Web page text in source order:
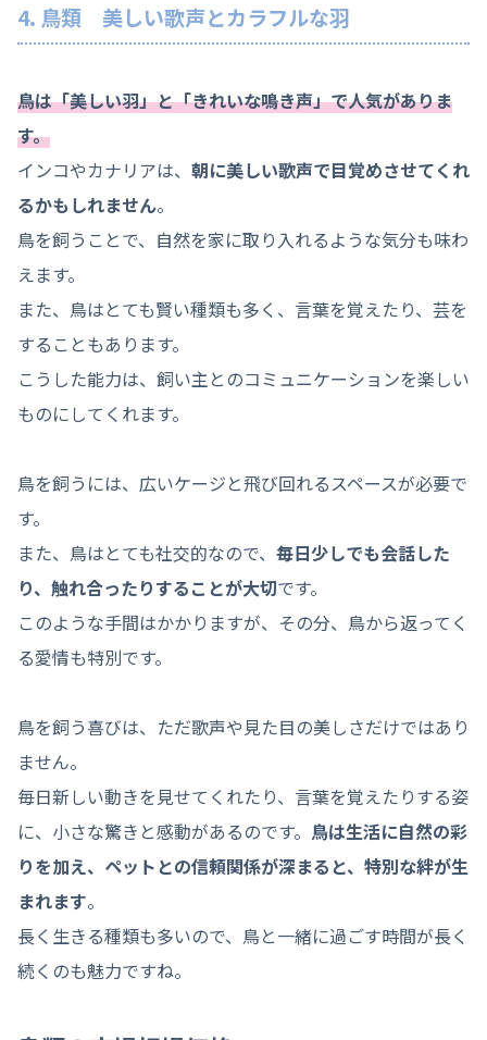
4. 鳥類 美しい歌声とカラフルな羽
鳥は「美しい羽」と「きれいな鳴き声」で人気がありま
す。
インコやカナリアは、 朝に美しい歌声で目覚めさせてくれ
るかもしれません。
鳥を飼うことで、自然を家に取り入れるような気分も味わ
えます。
また、鳥はとても賢い種類も多く、言葉を覚えたり、芸を
することもあります。
こうした能力は、飼い主とのコミュニケーションを楽しい
ものにしてくれます。
鳥を飼うには、広いケージと飛び回れるスペースが必要で
す。
また、鳥はとても社交的なので、 毎日少しでも会話した
り、触れ合ったりすることが大切です。
このような手間はかかりますが、その分、鳥から返ってく
る愛情も特別です。
鳥を飼う喜びは、ただ歌声や見た目の美しさだけではあり
ません。
毎日新しい動きを見せてくれたり、言葉を覚えたりする姿
に、小さな驚きと感動があるのです。 鳥は生活に自然の彩
りを加え、ペットとの信頼関係が深まると、特別な絆が生
まれます。
長く生きる種類も多いので、鳥と一緒に過ごす時間が長く
続くのも魅力ですね。